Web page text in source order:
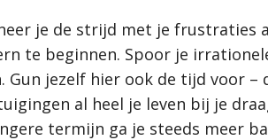
je de strijd met je frustraties
te beginnen. Spoor je
Gun jezelf hier ook de tijd voor –
al heel je leven bij je
termijn ga je steeds meer